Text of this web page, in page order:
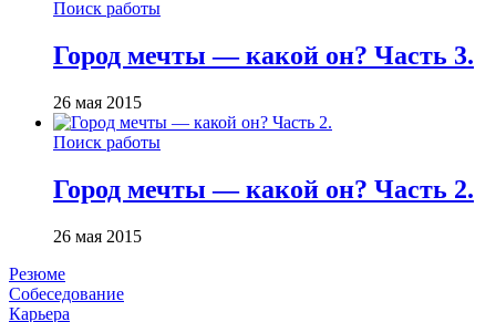
Поиск работы
Город мечты — какой он? Часть 3.
26 мая 2015
Поиск работы
Город мечты — какой он? Часть 2.
26 мая 2015
Резюме
Собеседование
Карьера